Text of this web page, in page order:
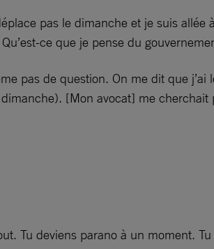
pas le dimanche et je suis allée
ce que je pense du
pas de question. On me dit que j’ai
[Mon avocat] me cherchait
Tu deviens parano à un moment.